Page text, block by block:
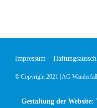
Impressum –
© Copyright 2021 | AG
Gestaltung der Website: